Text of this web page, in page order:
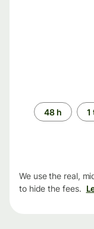
Time
period
48 h 1
We use the real,
to hide the fees.